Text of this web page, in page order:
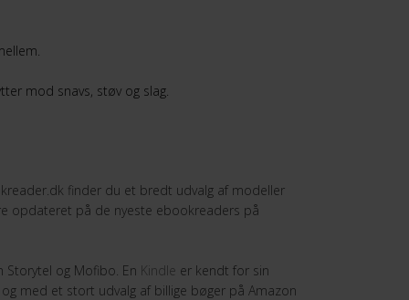
mod snavs, støv og slag.
finder du et bredt udvalg af modeller
opdateret på de nyeste ebookreaders på
og Mofibo. En Kindle er kendt for sin
med et stort udvalg af billige bøger på Amazon